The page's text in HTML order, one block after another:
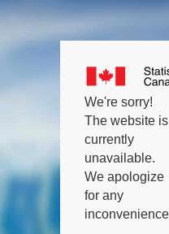
Canada:
national
agency
/
Statistics
Canada
We're sorry!
The website is
currently
unavailable.
We apologize
for any